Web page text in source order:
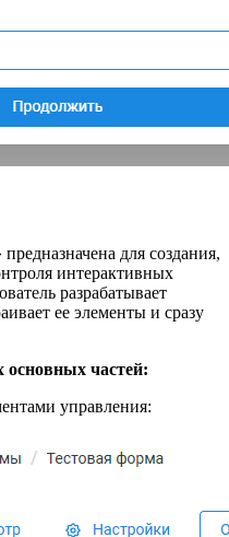
для создания,
интерактивных
разрабатывает
ее элементы и сразу
основных частей:
управления: